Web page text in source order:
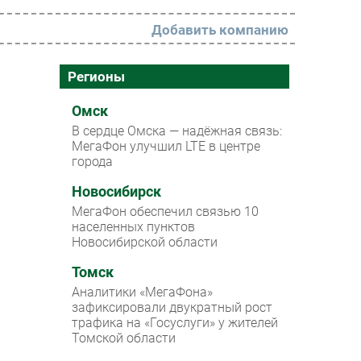
РАЗДЕЛЫ
Новости
Аналитика
Интервью
Мероприятия
Проекты
IT класс
Тестовый стенд
Каталог компаний
Добавить компанию
Регионы
Омск
В сердце Омска — надёжная связь:
МегаФон улучшил LTE в центре
города
Новосибирск
МегаФон обеспечил связью 10
населенных пунктов
Новосибирской области
Томск
Аналитики «МегаФона»
зафиксировали двукратный рост
трафика на «Госуслуги» у жителей
Томской области